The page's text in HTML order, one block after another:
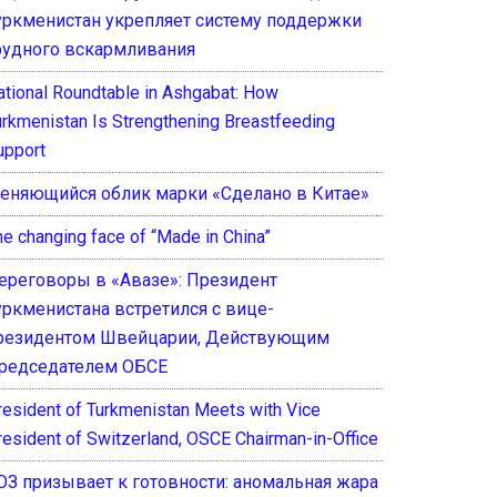
укрепляет систему поддержки
вскармливания
Roundtable in Ashgabat: How
Is Strengthening Breastfeeding
облик марки «Сделано в Китае»
changing face of “Made in China”
в «Авазе»: Президент
встретился с вице-
Швейцарии, Действующим
ОБСЕ
of Turkmenistan Meets with Vice
of Switzerland, OSCE Chairman-in-Office
призывает к готовности: аномальная жара